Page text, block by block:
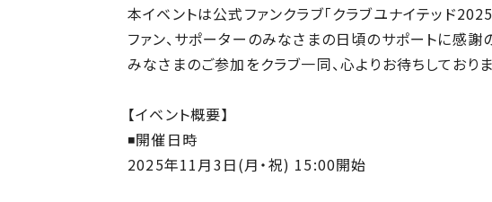
本イベントは公式ファンクラブ「クラブユナイテッド
ファン、サポーターのみなさまの日頃のサポートに感謝
みなさまのご参加をクラブ一同、心よりお待ちしておりま
【イベント概要】
◾️開催日時
2025年11月3日(月・祝) 15:00開始